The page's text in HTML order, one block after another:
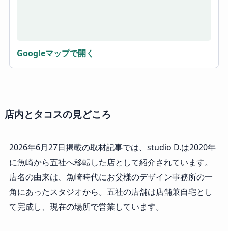
Googleマップで開く
店内とタコスの見どころ
2026年6月27日掲載の取材記事では、studio D.は2020年
に魚崎から五社へ移転した店として紹介されています。
店名の由来は、魚崎時代にお父様のデザイン事務所の一
角にあったスタジオから。五社の店舗は店舗兼自宅とし
て完成し、現在の場所で営業しています。